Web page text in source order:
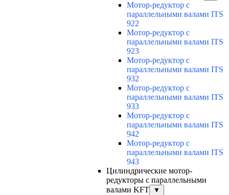
Мотор-редуктор с
параллельными валами ITS
922
Мотор-редуктор с
параллельными валами ITS
923
Мотор-редуктор с
параллельными валами ITS
932
Мотор-редуктор с
параллельными валами ITS
933
Мотор-редуктор с
параллельными валами ITS
942
Мотор-редуктор с
параллельными валами ITS
943
Цилиндрические мотор-
редукторы с параллельными
валами KFT
▼